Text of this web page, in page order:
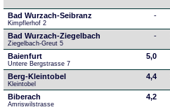
Bad Wurzach-Seibranz
Kimpflerhof 2
-
Bad Wurzach-Ziegelbach
Ziegelbach-Greut 5
-
Baienfurt
Untere Bergstrasse 7
5,0
Berg-Kleintobel
Kleintobel
4,4
Biberach
Amriswilstrasse
4,2